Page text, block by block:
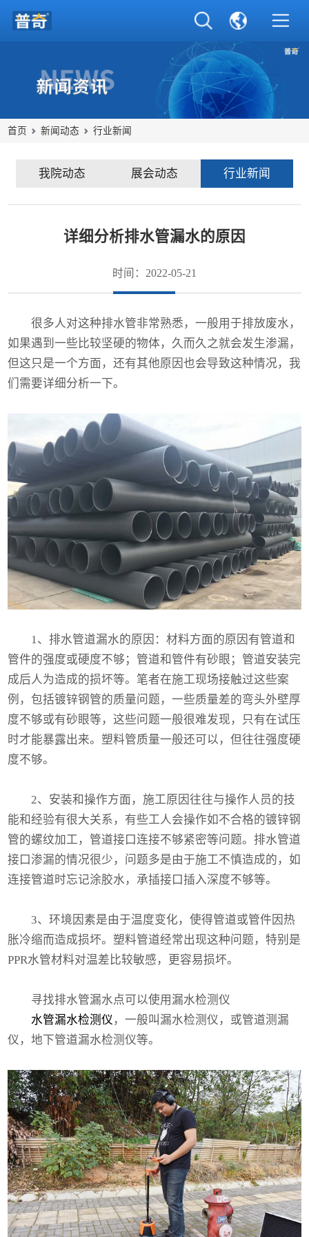
首页 新闻动态 行业新闻
我院动态 展会动态 行业新闻
详细分析排水管漏水的原因
时间：2022-05-21
很多人对这种排水管非常熟悉，一般用于排放废水，
如果遇到一些比较坚硬的物体，久而久之就会发生渗漏，
但这只是一个方面，还有其他原因也会导致这种情况，我
们需要详细分析一下。
1、排水管道漏水的原因：材料方面的原因有管道和
管件的强度或硬度不够；管道和管件有砂眼；管道安装完
成后人为造成的损坏等。笔者在施工现场接触过这些案
例，包括镀锌钢管的质量问题，一些质量差的弯头外壁厚
度不够或有砂眼等，这些问题一般很难发现，只有在试压
时才能暴露出来。塑料管质量一般还可以，但往往强度硬
度不够。
2、安装和操作方面，施工原因往往与操作人员的技
能和经验有很大关系，有些工人会操作如不合格的镀锌钢
管的螺纹加工，管道接口连接不够紧密等问题。排水管道
接口渗漏的情况很少，问题多是由于施工不慎造成的，如
连接管道时忘记涂胶水，承插接口插入深度不够等。
3、环境因素是由于温度变化，使得管道或管件因热
胀冷缩而造成损坏。塑料管道经常出现这种问题，特别是
PPR水管材料对温差比较敏感，更容易损坏。
寻找排水管漏水点可以使用漏水检测仪
水管漏水检测仪 ，一般叫漏水检测仪，或管道测漏
仪，地下管道漏水检测仪等。